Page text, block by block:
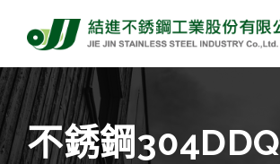
不銹鋼304DDQ